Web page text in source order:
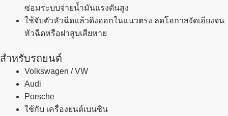
ซ่อมระบบจ่ายน้ำมันแรงดันสูง
ใช้จับตัวหัวฉีดแล้วดึงออกในแนวตรง ลดโอกาสงัดเอียงจน
หัวฉีดหรือฝาสูบเสียหาย
สำหรับรถยนต์
Volkswagen / VW
Audi
Porsche
ใช้กับ เครื่องยนต์เบนซิน